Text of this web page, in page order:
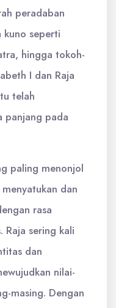
peradaban
kuno seperti
hingga tokoh-
I dan Raja
telah
panjang pada
paling menonjol
dan
rasa
Raja sering kali
dan
nilai-
masing. Dengan